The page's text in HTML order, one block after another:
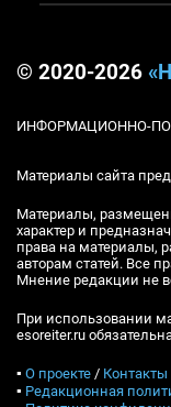
© 2020-2026
ИНФОРМАЦИОННО-
Материалы сайта
Материалы,
характер и
права на материалы,
авторам статей. Все
Мнение редакции не
При использовании
esoreiter.ru
▪ О проекте / Контакты
▪ Редакционная